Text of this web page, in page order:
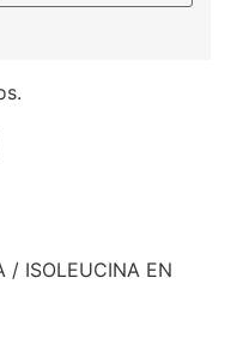
/ ISOLEUCINA EN